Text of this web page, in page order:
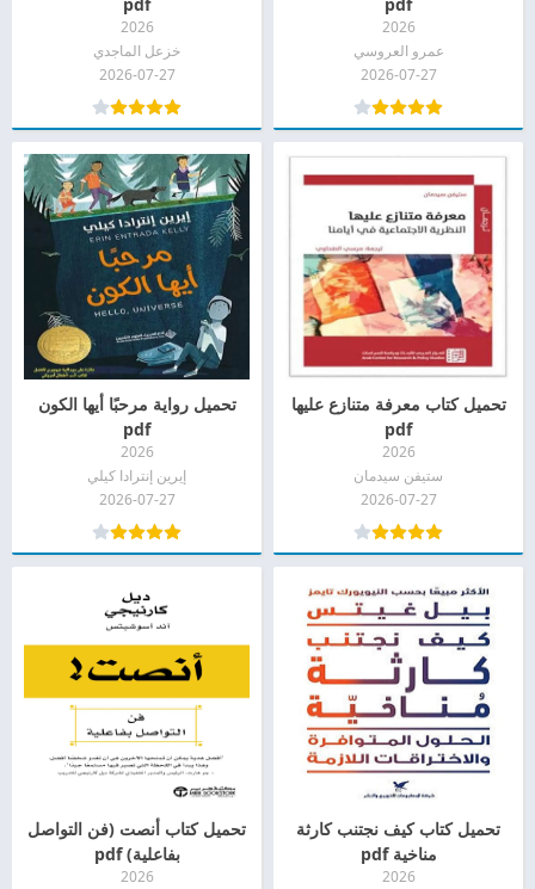
2026
عمرو العروسي
2026-07-27
2026
خزعل الماجدي
2026-07-27
تحميل كتاب معرفة متنازع عليها
pdf
2026
ستيفن سيدمان
2026-07-27
تحميل رواية مرحبًا أيها الكون
pdf
2026
إيرين إنترادا كيلي
2026-07-27
تحميل كتاب كيف نجتنب كارثة
مناخية pdf
2026
تحميل كتاب أنصت (فن التواصل
بفاعلية) pdf
2026